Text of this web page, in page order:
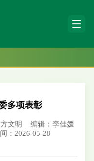
多项表彰
文明
编辑：李佳媛
：2026-05-28